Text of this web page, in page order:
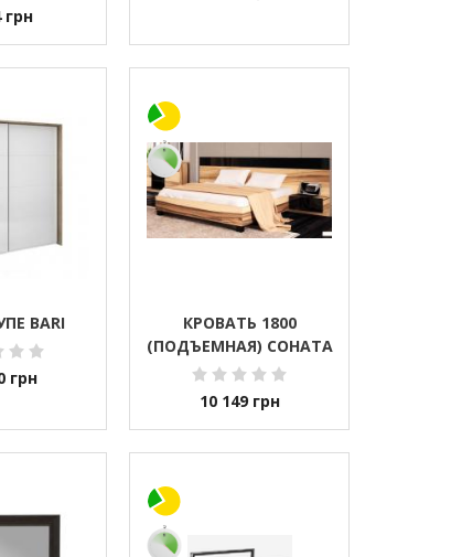
грн
BARI
грн
КРОВАТЬ 1800
(ПОДЪЕМНАЯ) СОНАТА
10 149 грн